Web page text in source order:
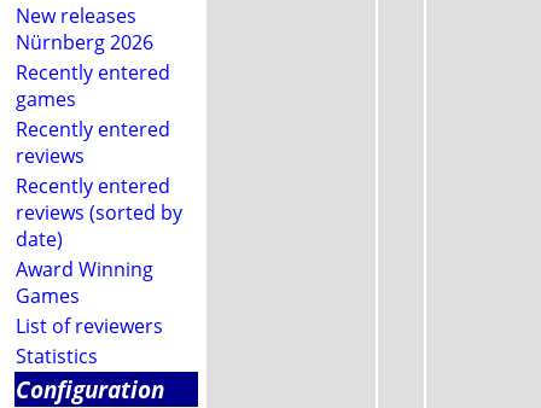
New releases
Nürnberg 2026
Recently entered
games
Recently entered
reviews
Recently entered
reviews (sorted by
date)
Award Winning
Games
List of reviewers
Statistics
Configuration